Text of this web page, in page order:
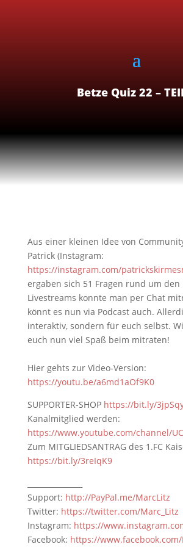
Betze Quiz 22 –
Aus einer kleinen Idee von
Patrick (Instagram:
https://instagram.com/
ergaben sich 51 Fragen rund um den
Livestreams konnte man per Chat
könnt es nun via Podcast auch.
interaktiv, sondern für euch selbst.
euch nun viel Spaß beim mitraten!
Hier gehts zur Video-Version:
https://youtu.be/a6md1aOf9K0
SUPPORTER-SHOP https://bit.ly/
Kanalmitglied werden:
https://www.youtube.com/channel/
Zum MITGLIEDSANTRAG des 1.FC
https://bit.ly/3reIqK9
Support: http://PayPal.me/MarcLitz
Twitter: https://twitter.com/Marc_Litz
Instagram: https://
Facebook: https://